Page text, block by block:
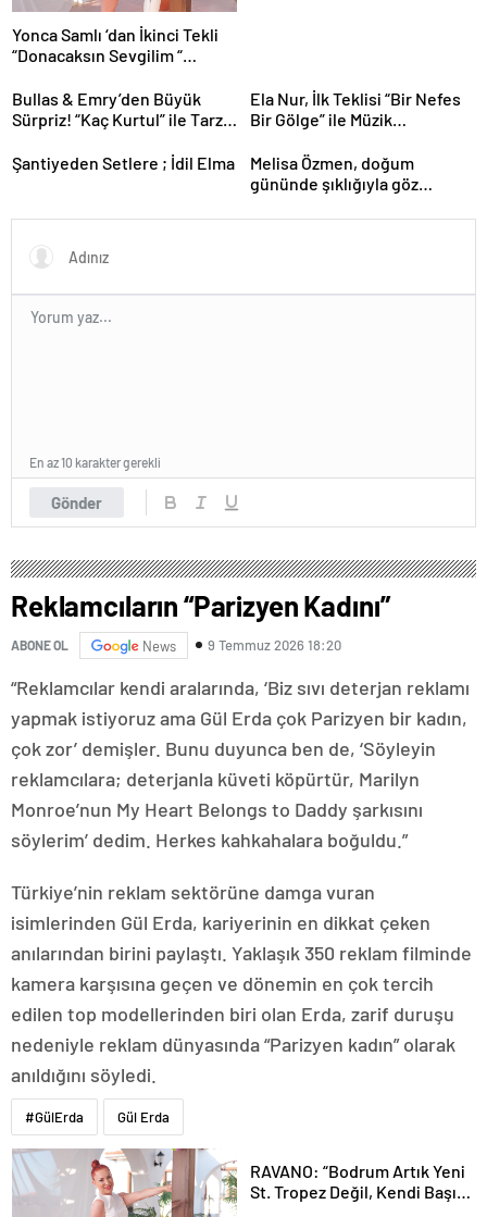
Yonca Samlı ‘dan İkinci Tekli
“Donacaksın Sevgilim “
Bullas & Emry’den Büyük
Sürpriz! “Kaç Kurtul” ile Tarz
Ela Nur, İlk Teklisi “Bir Nefes
Bir Gölge” ile Müzik
Şantiyeden Setlere ; İdil Elma
Melisa Özmen, doğum
gününde şıklığıyla göz
Gönder
En az 10 karakter gerekli
Reklamcıların “Parizyen Kadını”
ABONE OL News 9 Temmuz 2026 18:20
“Reklamcılar kendi aralarında, ‘Biz sıvı deterjan reklamı
yapmak istiyoruz ama Gül Erda çok Parizyen bir kadın,
çok zor’ demişler. Bunu duyunca ben de, ‘Söyleyin
reklamcılara; deterjanla küveti köpürtür, Marilyn
Monroe’nun My Heart Belongs to Daddy şarkısını
söylerim’ dedim. Herkes kahkahalara boğuldu.”
Türkiye’nin reklam sektörüne damga vuran
isimlerinden Gül Erda, kariyerinin en dikkat çeken
anılarından birini paylaştı. Yaklaşık 350 reklam filminde
kamera karşısına geçen ve dönemin en çok tercih
edilen top modellerinden biri olan Erda, zarif duruşu
nedeniyle reklam dünyasında “Parizyen kadın” olarak
anıldığını söyledi.
#GülErda Gül Erda
RAVANO: “Bodrum Artık Yeni
St. Tropez Değil, Kendi Başına